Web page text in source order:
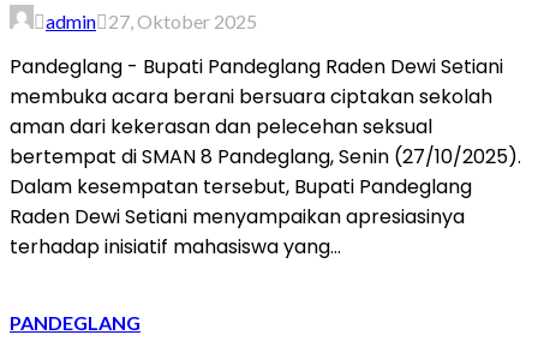
admin 27, Oktober 2025
Pandeglang - Bupati Pandeglang Raden Dewi Setiani
membuka acara berani bersuara ciptakan sekolah
aman dari kekerasan dan pelecehan seksual
bertempat di SMAN 8 Pandeglang, Senin (27/10/2025).
Dalam kesempatan tersebut, Bupati Pandeglang
Raden Dewi Setiani menyampaikan apresiasinya
terhadap inisiatif mahasiswa yang...
PANDEGLANG